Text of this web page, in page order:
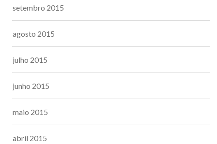
setembro 2015
agosto 2015
julho 2015
junho 2015
maio 2015
abril 2015